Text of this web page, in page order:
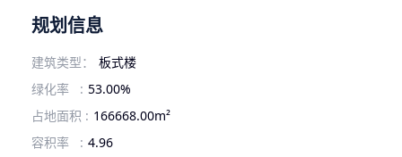
规划信息
建筑类型： 板式楼
绿化率 : 53.00%
占地面积 : 166668.00m²
容积率 : 4.96